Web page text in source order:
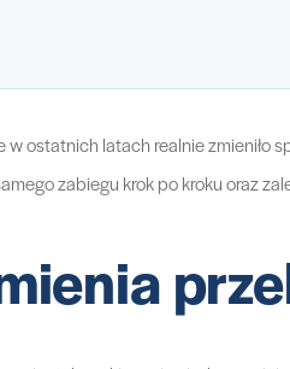
ostatnich latach realnie zmieniło
zabiegu krok po kroku oraz